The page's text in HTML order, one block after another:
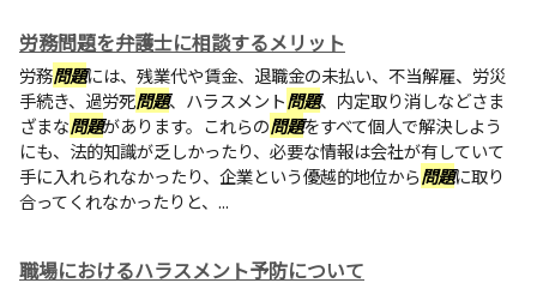
労務問題を弁護士に相談するメリット
労務問題には、残業代や賃金、退職金の未払い、不当解雇、労災
手続き、過労死問題、ハラスメント問題、内定取り消しなどさま
ざまな問題があります。これらの問題をすべて個人で解決しよう
にも、法的知識が乏しかったり、必要な情報は会社が有していて
手に入れられなかったり、企業という優越的地位から問題に取り
合ってくれなかったりと、...
職場におけるハラスメント予防について